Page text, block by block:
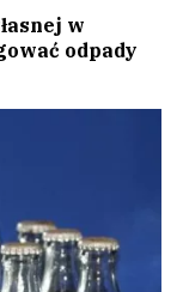
w
odpady